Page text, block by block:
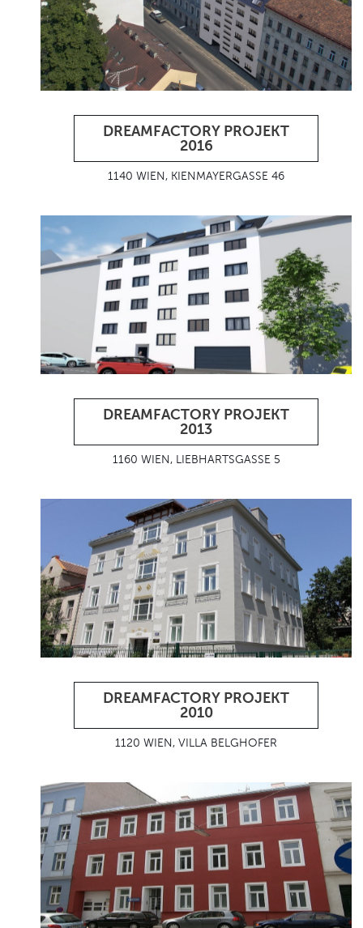
DREAMFACTORY PROJEKT
2016
1140 WIEN, KIENMAYERGASSE 46
DREAMFACTORY PROJEKT
2013
1160 WIEN, LIEBHARTSGASSE 5
DREAMFACTORY PROJEKT
2010
1120 WIEN, VILLA BELGHOFER